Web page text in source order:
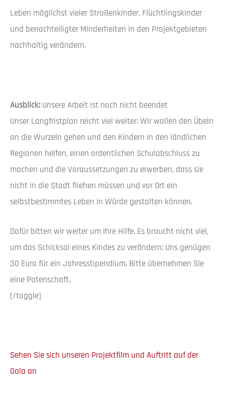
Leben möglichst vieler Straßenkinder, Flüchtlingskinder
und benachteiligter Minderheiten in den Projektgebieten
nachhaltig verändern.
Ausblick: Unsere Arbeit ist noch nicht beendet
Unser Langfristplan reicht viel weiter: Wir wollen den Übeln
an die Wurzeln gehen und den Kindern in den ländlichen
Regionen helfen, einen ordentlichen Schulabschluss zu
machen und die Voraussetzungen zu erwerben, dass sie
nicht in die Stadt fliehen müssen und vor Ort ein
selbstbestimmtes Leben in Würde gestalten können.
Dafür bitten wir weiter um Ihre Hilfe. Es braucht nicht viel,
um das Schicksal eines Kindes zu verändern: Uns genügen
30 Euro für ein Jahresstipendium. Bitte übernehmen Sie
eine Patenschaft.
[/toggle]
Sehen Sie sich unseren Projektfilm und Auftritt auf der
Gala an